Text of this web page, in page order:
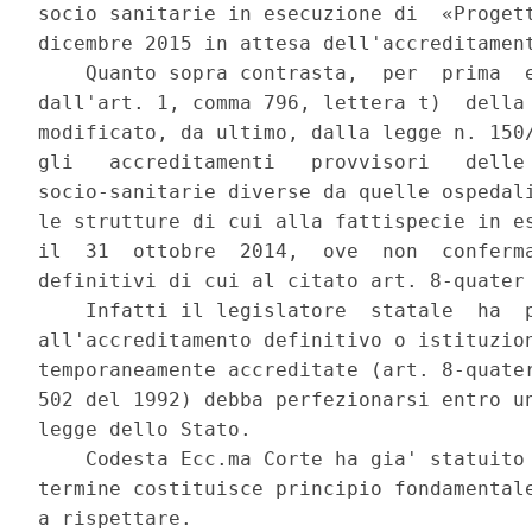
socio sanitarie in esecuzione di
dicembre 2015 in attesa
Quanto sopra contrasta,  per  prima
dall'art. 1, comma 796, lettera t)  della
modificato, da ultimo, dalla legge n.
gli   accreditamenti   provvisori
socio-sanitarie diverse da quelle
le strutture di cui alla fattispecie in
il  31  ottobre  2014,  ove  non
definitivi di cui al citato art. 8-quater
Infatti il legislatore  statale  ha
all'accreditamento definitivo o
temporaneamente accreditate (art. 8-
502 del 1992) debba perfezionarsi
legge dello Stato.
Codesta Ecc.ma Corte ha gia'
termine costituisce principio
a rispettare.